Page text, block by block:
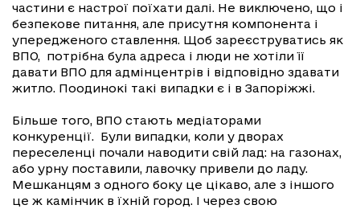
частини є настрої поїхати далі. Не виключено, що і
безпекове питання, але присутня компонента і
упередженого ставлення. Щоб зареєструватись як
ВПО, потрібна була адреса і люди не хотіли її
давати ВПО для адмінцентрів і відповідно здавати
житло. Поодинокі такі випадки є і в Запоріжжі.
Більше того, ВПО стають медіаторами
конкуренції. Були випадки, коли у дворах
переселенці почали наводити свій лад: на газонах,
або урну поставили, лавочку привели до ладу.
Мешканцям з одного боку це цікаво, але з іншого
це ж камінчик в їхній город. І через свою